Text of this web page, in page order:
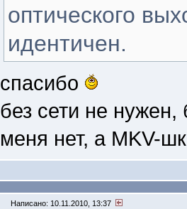
оптического
идентичен.
спасибо
без сети не нужен,
меня нет, а MKV-
Написано: 10.11.2010, 13:37